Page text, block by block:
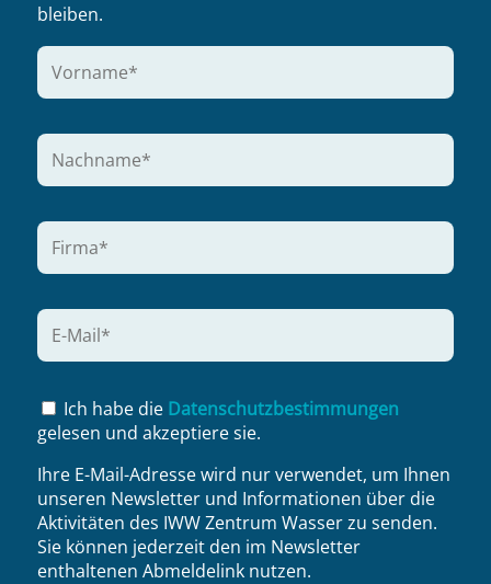
bleiben.
Ich habe die Datenschutzbestimmungen
gelesen und akzeptiere sie.
Ihre E-Mail-Adresse wird nur verwendet, um Ihnen
unseren Newsletter und Informationen über die
Aktivitäten des IWW Zentrum Wasser zu senden.
Sie können jederzeit den im Newsletter
enthaltenen Abmeldelink nutzen.